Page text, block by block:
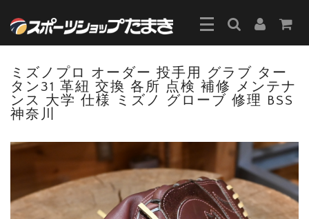
ミズノプロ オーダー 投手用 グラブ ター
タン31 革紐 交換 各所 点検 補修 メンテナ
ンス 大学 仕様 ミズノ グローブ 修理 BSS
神奈川